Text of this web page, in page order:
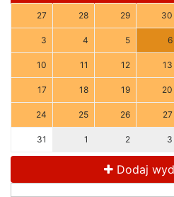
27 28 29 30
3 4 5 6
10 11 12 13
17 18 19 20
24 25 26 27
31 1 2 3
Dodaj